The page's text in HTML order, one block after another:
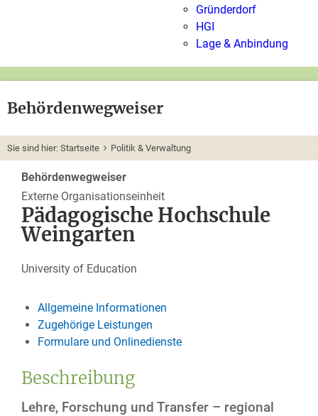
Gründerdorf
HGI
Lage & Anbindung
Behördenwegweiser
Sie sind hier: Startseite Politik & Verwaltung
Behördenwegweiser
Externe Organisationseinheit
Pädagogische Hochschule
Weingarten
University of Education
Allgemeine Informationen
Zugehörige Leistungen
Formulare und Onlinedienste
Beschreibung
Lehre, Forschung und Transfer – regional